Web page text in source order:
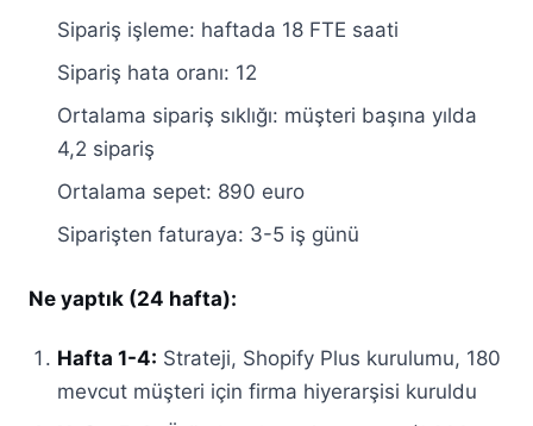
Sipariş işleme: haftada 18 FTE saati
Sipariş hata oranı: 12
Ortalama sipariş sıklığı: müşteri başına yılda
4,2 sipariş
Ortalama sepet: 890 euro
Siparişten faturaya: 3-5 iş günü
Ne yaptık (24 hafta):
Hafta 1-4: Strateji, Shopify Plus kurulumu, 180
mevcut müşteri için firma hiyerarşisi kuruldu